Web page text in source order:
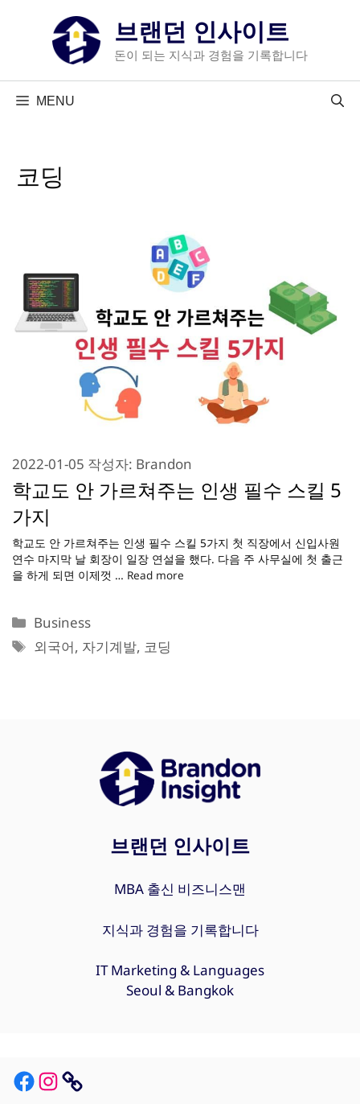
브랜던 인사이트
돈이 되는 지식과 경험을 기록합니다
MENU
코딩
학교도 안 가르쳐주는 인생 필수 스킬 5
가지
2022-01-05 작성자: Brandon
학교도 안 가르쳐주는 인생 필수 스킬 5가지 첫 직장에서 신입사원
연수 마지막 날 회장이 일장 연설을 했다. 다음 주 사무실에 첫 출근
을 하게 되면 이제껏 … Read more
카
테
고
Business
태
외국어, 자기계발, 코딩
브랜던 인사이트
MBA 출신 비즈니스맨
지식과 경험을 기록합니다
IT Marketing & Languages
Seoul & Bangkok
Facebook
Instagram
Link